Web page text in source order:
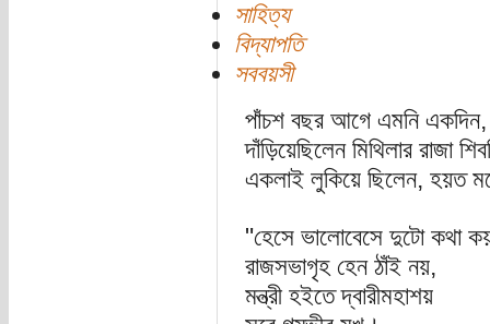
সাহিত্য
বিদ্যাপতি
সববয়সী
পাঁচশ বছর আগে এমনি একদিন,
দাঁড়িয়েছিলেন মিথিলার রাজা
একলাই লুকিয়ে ছিলেন, হয়ত
"হেসে ভালোবেসে দুটো কথা
রাজসভাগৃহ হেন ঠাঁই নয়,
মন্ত্রী হইতে দ্বারীমহাশয়